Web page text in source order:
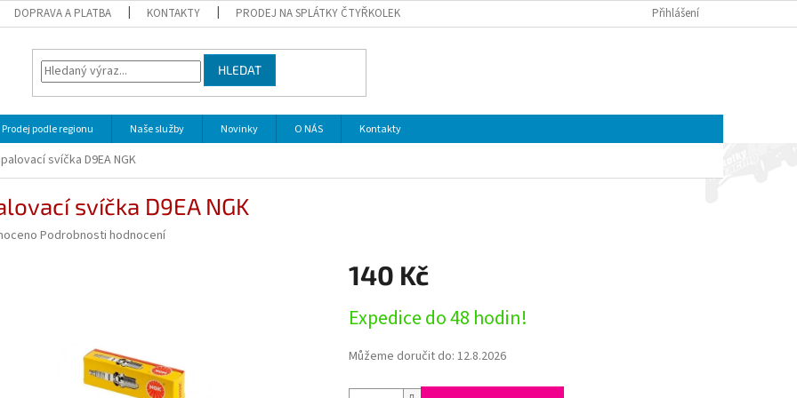
DOPRAVA A PLATBA KONTAKTY PRODEJ NA SPLÁTKY ČTYŘKOLEK A MOTOREK CFMOTO A GOES | ČTYŘKOLKY4U OBCHODNÍ PODMÍNKY
Přihlášení
HLEDAT
Prodej podle regionu Naše služby Novinky O NÁS Kontakty
svíčka D9EA NGK
svíčka D9EA NGK
Podrobnosti hodnocení
140 Kč
cena:
Expedice do 48 hodin!
Můžeme doručit do: 12.8.2026